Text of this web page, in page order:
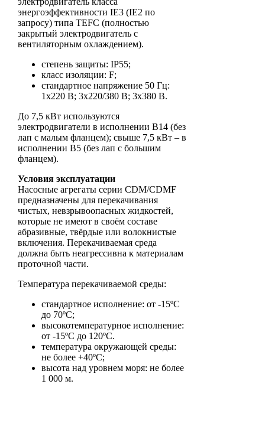
энергоэффективности IE3 (IE2 по
запросу) типа TEFC (полностью
закрытый электродвигатель с
вентиляторным охлаждением).
степень защиты: IP55;
класс изоляции: F;
стандартное напряжение 50 Гц:
1х220 В; 3x220/380 В; 3x380 В.
До 7,5 кВт используются
электродвигатели в исполнении B14 (без
лап с малым фланцем); свыше 7,5 кВт – в
исполнении B5 (без лап с большим
фланцем).
Условия эксплуатации
Насосные агрегаты серии CDM/CDMF
предназначены для перекачивания
чистых, невзрывоопасных жидкостей,
которые не имеют в своём составе
абразивные, твёрдые или волокнистые
включения. Перекачиваемая среда
должна быть неагрессивна к материалам
проточной части.
Температура перекачиваемой среды:
стандартное исполнение: от -15ºС
до 70ºС;
высокотемпературное исполнение:
от -15ºС до 120ºС.
температура окружающей среды:
не более +40ºС;
высота над уровнем моря: не более
1 000 м.